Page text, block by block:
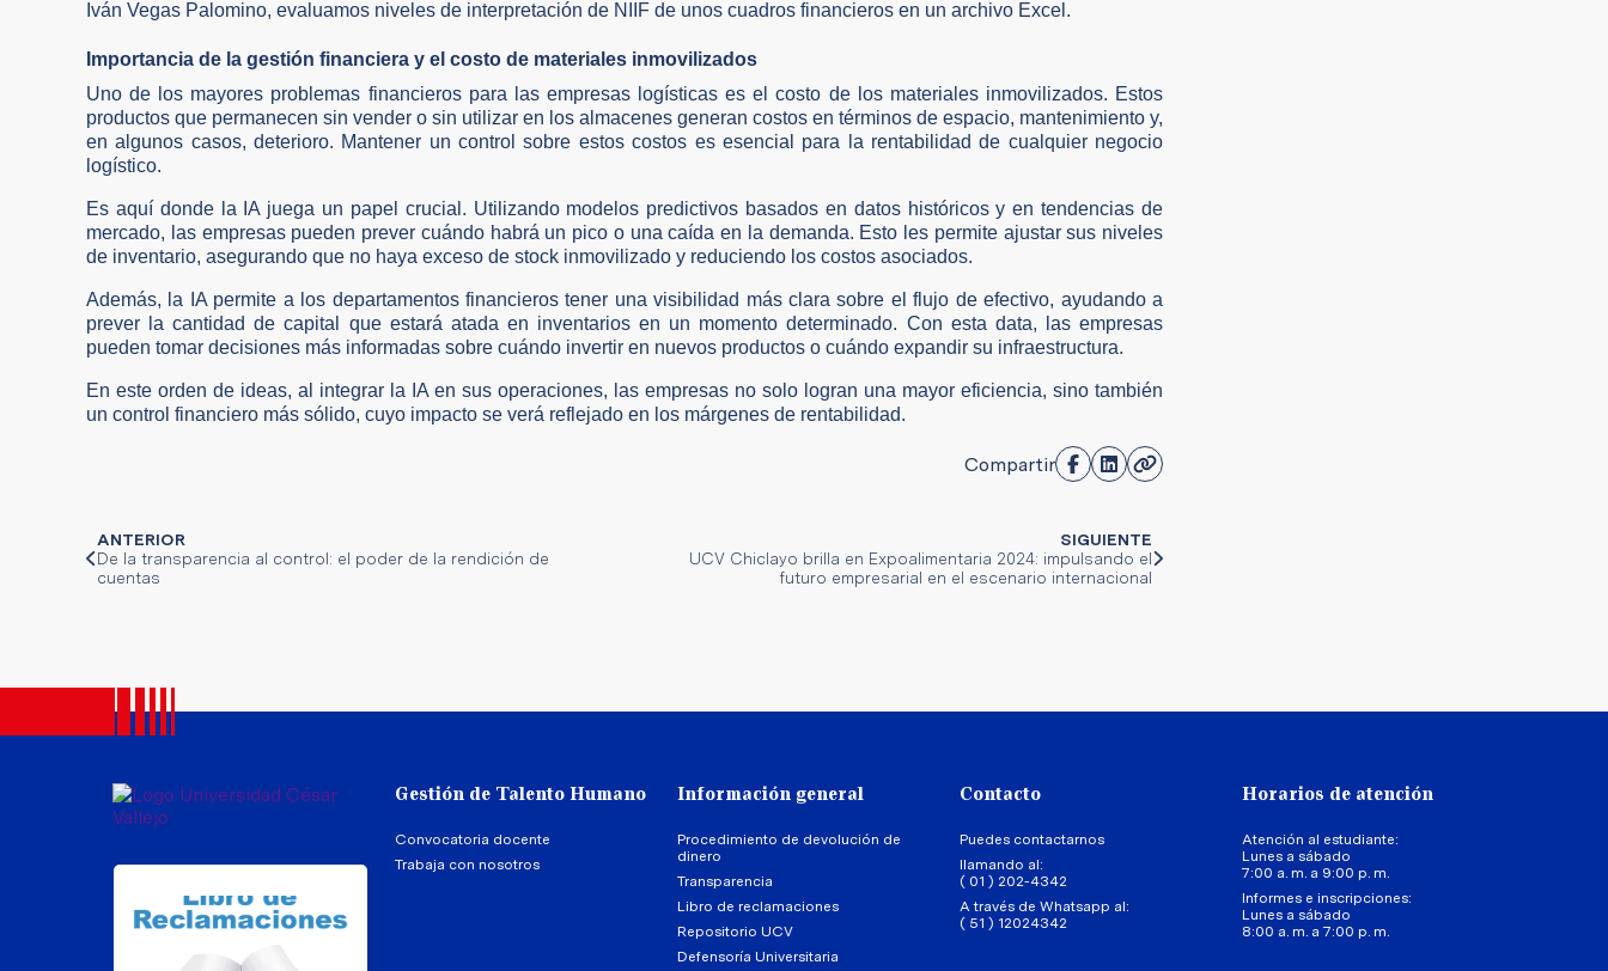
Iván Vegas Palomino, evaluamos niveles de interpretación de NIIF de unos cuadros financieros en un archivo Excel.
Importancia de la gestión financiera y el costo de materiales inmovilizados
Uno de los mayores problemas financieros para las empresas logísticas es el costo de los materiales inmovilizados. Estos
productos que permanecen sin vender o sin utilizar en los almacenes generan costos en términos de espacio, mantenimiento y,
en algunos casos, deterioro. Mantener un control sobre estos costos es esencial para la rentabilidad de cualquier negocio
logístico.
Es aquí donde la IA juega un papel crucial. Utilizando modelos predictivos basados en datos históricos y en tendencias de
mercado, las empresas pueden prever cuándo habrá un pico o una caída en la demanda. Esto les permite ajustar sus niveles
de inventario, asegurando que no haya exceso de stock inmovilizado y reduciendo los costos asociados.
Además, la IA permite a los departamentos financieros tener una visibilidad más clara sobre el flujo de efectivo, ayudando a
prever la cantidad de capital que estará atada en inventarios en un momento determinado. Con esta data, las empresas
pueden tomar decisiones más informadas sobre cuándo invertir en nuevos productos o cuándo expandir su infraestructura.
En este orden de ideas, al integrar la IA en sus operaciones, las empresas no solo logran una mayor eficiencia, sino también
un control financiero más sólido, cuyo impacto se verá reflejado en los márgenes de rentabilidad.
Compartir
ANTERIOR
De la transparencia al control: el poder de la rendición de
cuentas
SIGUIENTE
UCV Chiclayo brilla en Expoalimentaria 2024: impulsando el
futuro empresarial en el escenario internacional
Gestión de Talento Humano
Convocatoria docente
Trabaja con nosotros
Información general
Procedimiento de devolución de
dinero
Transparencia
Libro de reclamaciones
Repositorio UCV
Defensoría Universitaria
Contacto
Puedes contactarnos
llamando al:
( 01 ) 202-4342
A través de Whatsapp al:
( 51 ) 12024342
Horarios de atención
Atención al estudiante:
Lunes a sábado
7:00 a. m. a 9:00 p. m.
Informes e inscripciones:
Lunes a sábado
8:00 a. m. a 7:00 p. m.